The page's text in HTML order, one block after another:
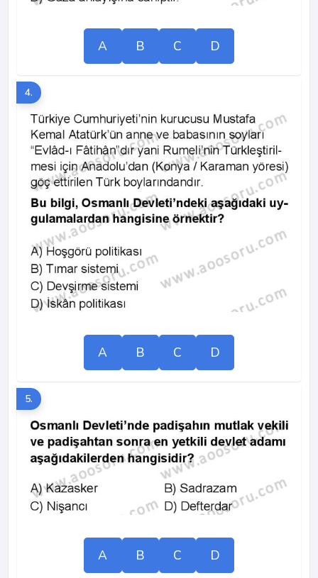
A B C D
4.
A B C D
5.
A B C D